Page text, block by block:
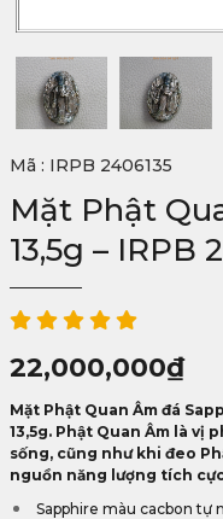
Mã : IRPB 2406135
Mặt Phật
13,5g – IRPB
22,000,000₫
Mặt Phật Quan Âm đá
13,5g. Phật Quan Âm là vị
sống, cũng như khi đeo
nguồn năng lượng tích
Sapphire màu cacbon tự